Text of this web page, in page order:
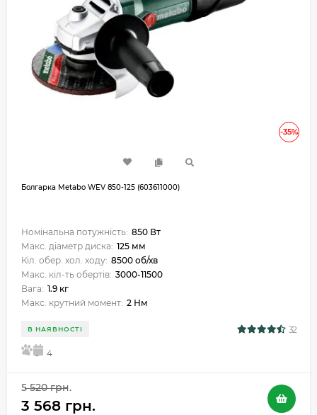
-35%
Болгарка Metabo WEV 850-125 (603611000)
Номінальна потужність: 850 Вт
Макс. діаметр диска: 125 мм
Кіл. обер. хол. ходу: 8500 об/хв
Макс. кіл-ть обертів: 3000-11500
Вага: 1.9 кг
Макс. крутний момент: 2 Нм
В НАЯВНОСТІ 32
5 4
5 520 грн.
3 568 грн.